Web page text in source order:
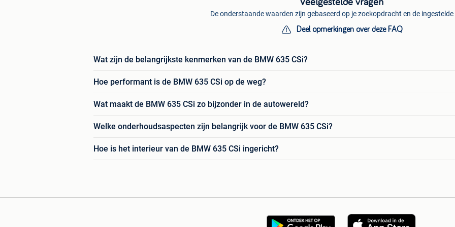
Veelgestelde vragen
De onderstaande waarden zijn gebaseerd op je zoekopdracht en de
Deel opmerkingen over deze FAQ
Wat zijn de belangrijkste kenmerken van de BMW 635 CSi?
Hoe performant is de BMW 635 CSi op de weg?
Wat maakt de BMW 635 CSi zo bijzonder in de autowereld?
Welke onderhoudsaspecten zijn belangrijk voor de BMW 635 CSi?
Hoe is het interieur van de BMW 635 CSi ingericht?